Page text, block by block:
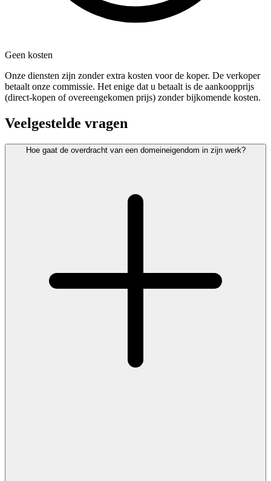
Geen kosten
Onze diensten zijn zonder extra kosten voor de koper. De verkoper
betaalt onze commissie. Het enige dat u betaalt is de aankoopprijs
(direct-kopen of overeengekomen prijs) zonder bijkomende kosten.
Veelgestelde vragen
Hoe gaat de overdracht van een domeineigendom in zijn werk?